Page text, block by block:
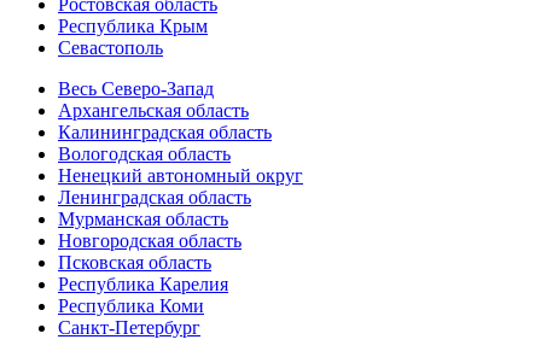
Ростовская область
Республика Крым
Севастополь
Весь Северо-Запад
Архангельская область
Калининградская область
Вологодская область
Ненецкий автономный округ
Ленинградская область
Мурманская область
Новгородская область
Псковская область
Республика Карелия
Республика Коми
Санкт-Петербург